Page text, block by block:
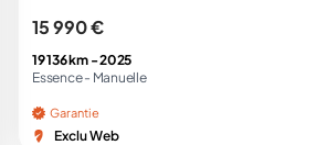
15 990 €
19 136 km -2025
Essence - Manuelle
Garantie
Exclu Web